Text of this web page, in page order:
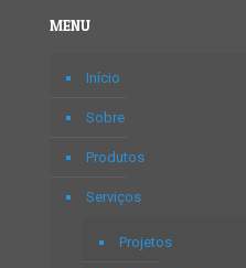
MENU
Início
Sobre
Produtos
Serviços
Projetos